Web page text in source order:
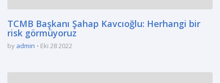
TCMB Başkanı Şahap Kavcıoğlu: Herhangi bir
risk görmüyoruz
by admin Eki 28 2022